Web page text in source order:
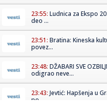
23:55: Ludnica za Ekspo
deo ...
23:51: Bratina: Kineska
povez...
23:48: DŽABARI SVE
odigrao neve...
23:43: Jevtić: Hapšenja u
po...